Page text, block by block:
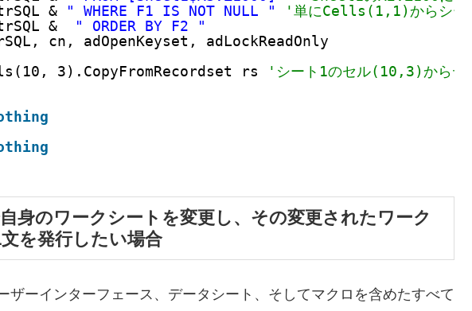
&
" WHERE F1 IS NOT NULL "
'単にCells(1,1)からシー
&
" ORDER BY F2 "
cn, adOpenKeyset, adLockReadOnly
3).CopyFromRecordset rs
'シート1のセル(10,3)からデ
身のワークシートを変更し、その変更されたワーク
を発行したい場合
ザーインターフェース、データシート、そしてマクロを含めたすべて